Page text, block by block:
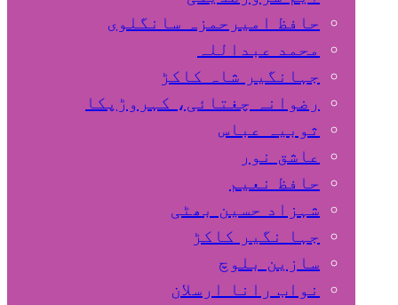
حافظ امیرحمزہ سانگلوی
محمد عبداللہ
جہانگیر شاہ کاکڑ
رضوانہ چغتائی، کہروڑپکا
ثوبیہ عباس
عاشق نور
حافظ نعیم
شہزاد حسین بھٹی
جہا نگیر کاکڑ
سازین بلوچ
نواب رانا ارسلان